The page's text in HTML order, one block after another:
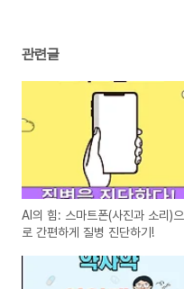
관련글
AI의 힘: 스마트폰(사진과 소리)으
로 간편하게 질병 진단하기!